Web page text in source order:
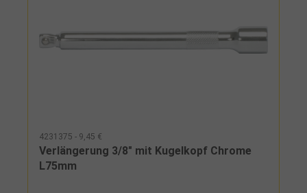
4231375 - 9,45 €
Verlängerung 3/8" mit Kugelkopf Chrome
L75mm